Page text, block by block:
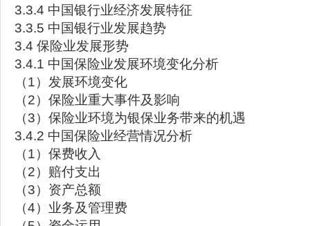
3.3.4 中国银行业经济发展特征
3.3.5 中国银行业发展趋势
3.4 保险业发展形势
3.4.1 中国保险业发展环境变化分析
（1）发展环境变化
（2）保险业重大事件及影响
（3）保险业环境为银保业务带来的机遇
3.4.2 中国保险业经营情况分析
（1）保费收入
（2）赔付支出
（3）资产总额
（4）业务及管理费